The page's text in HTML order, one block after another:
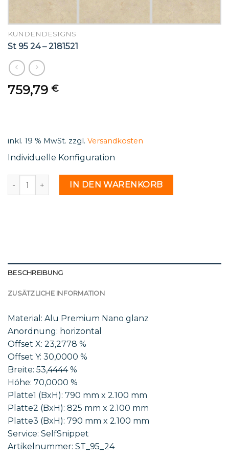
KUNDENDESIGNS
St 95 24 – 2181521
759,79 €
inkl. 19 % MwSt. zzgl. Versandkosten
Individuelle Konfiguration
St 95 24 - 2181521 MengeIN DEN WARENKORB
BESCHREIBUNG
ZUSÄTZLICHE INFORMATION
Material: Alu Premium Nano glanz
Anordnung: horizontal
Offset X: 23,2778 %
Offset Y: 30,0000 %
Breite: 53,4444 %
Höhe: 70,0000 %
Platte1 (BxH): 790 mm x 2.100 mm
Platte2 (BxH): 825 mm x 2.100 mm
Platte3 (BxH): 790 mm x 2.100 mm
Service: SelfSnippet
Artikelnummer: ST_95_24